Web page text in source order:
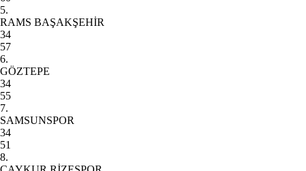
5.
RAMS BAŞAKŞEHİR
34
57
6.
GÖZTEPE
34
55
7.
SAMSUNSPOR
34
51
8.